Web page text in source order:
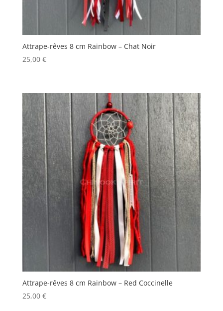
Attrape-rêves 8 cm Rainbow – Chat Noir
25,00 €
Attrape-rêves 8 cm Rainbow – Red Coccinelle
25,00 €